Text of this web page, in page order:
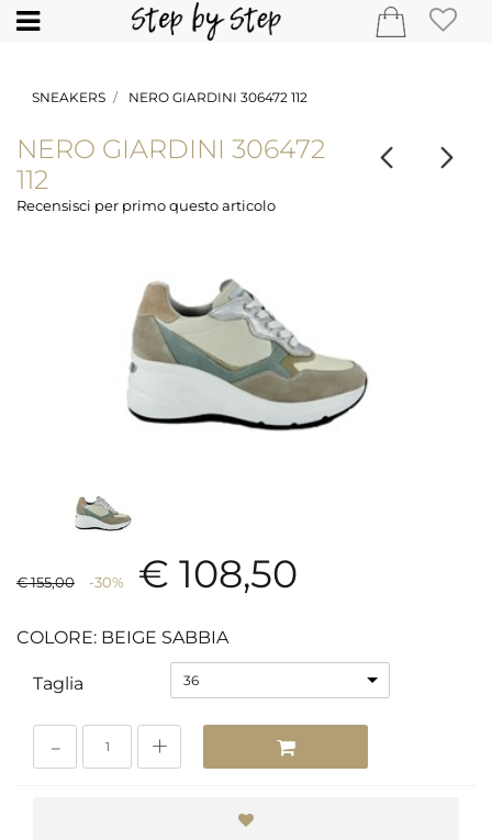
Open
SNEAKERS NERO GIARDINI 306472 112
NERO GIARDINI 306472
112
Recensisci per primo questo articolo
€ 155,00 -30% € 108,50
COLORE: BEIGE SABBIA
Taglia 36